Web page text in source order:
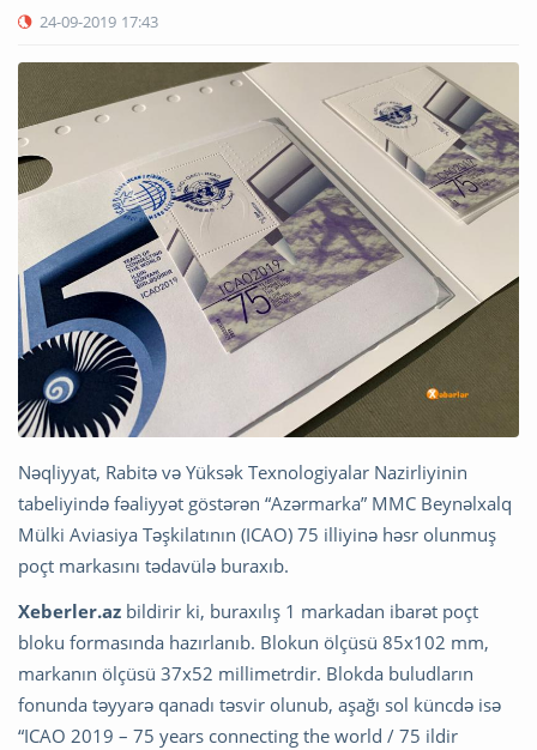
24-09-2019 17:43
Nəqliyyat, Rabitə və Yüksək Texnologiyalar Nazirliyinin
tabeliyində fəaliyyət göstərən “Azərmarka” MMC Beynəlxalq
Mülki Aviasiya Təşkilatının (ICAO) 75 illiyinə həsr olunmuş
poçt markasını tədavülə buraxıb.
Xeberler.az bildirir ki, buraxılış 1 markadan ibarət poçt
bloku formasında hazırlanıb. Blokun ölçüsü 85x102 mm,
markanın ölçüsü 37x52 millimetrdir. Blokda buludların
fonunda təyyarə qanadı təsvir olunub, aşağı sol küncdə isə
“ICAO 2019 – 75 years connecting the world / 75 ildir